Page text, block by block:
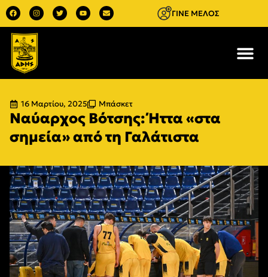
ΓΙΝΕ ΜΕΛΟΣ
16 Μαρτίου, 2025 Μπάσκετ
Ναύαρχος Βότσης: Ήττα «στα
σημεία» από τη Γαλάτιστα